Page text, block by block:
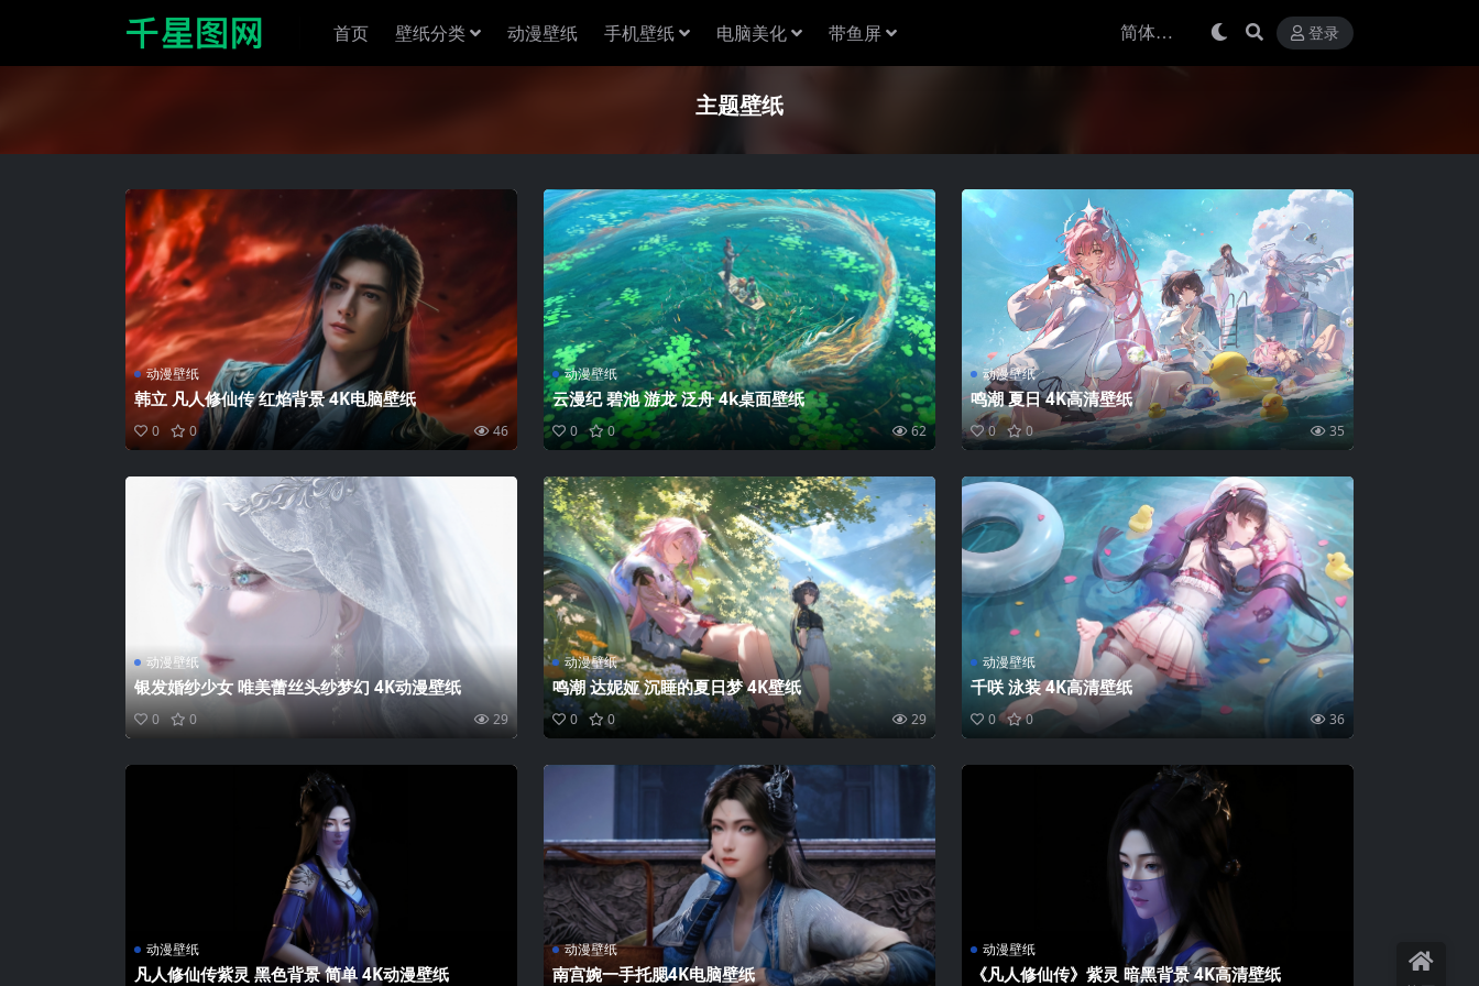
首页 壁纸分类 动漫壁纸 手机壁纸 电脑美化 带鱼屏 登录
主题壁纸
动漫壁纸
韩立 凡人修仙传 红焰背景 4K电脑壁纸
0 0 46
动漫壁纸
云漫纪 碧池 游龙 泛舟 4k桌面壁纸
0 0 62
动漫壁纸
鸣潮 夏日 4K高清壁纸
0 0 35
动漫壁纸
银发婚纱少女 唯美蕾丝头纱梦幻 4K动漫壁纸
0 0 29
动漫壁纸
鸣潮 达妮娅 沉睡的夏日梦 4K壁纸
0 0 29
动漫壁纸
千咲 泳装 4K高清壁纸
0 0 36
动漫壁纸
凡人修仙传紫灵 黑色背景 简单 4K动漫壁纸
动漫壁纸
南宫婉一手托腮4K电脑壁纸
动漫壁纸
《凡人修仙传》紫灵 暗黑背景 4K高清壁纸